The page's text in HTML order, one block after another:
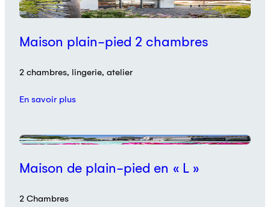
Réalisation
Maison plain-pied 2 chambres
2 chambres, lingerie, atelier
En savoir plus
Maison de plain-pied en « L »
2 Chambres